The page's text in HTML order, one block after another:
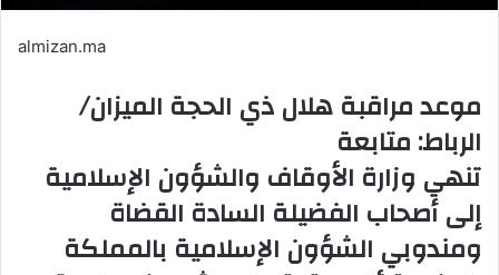
almizan.ma
موعد مراقبة هلال ذي الحجة الميزان/
الرباط: متابعة
تنهي وزارة الأوقاف والشؤون الإسلامية
إلى أصحاب الفضيلة السادة القضاة
ومندوبي الشؤون الإسلامية بالمملكة